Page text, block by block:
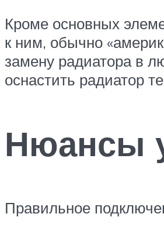
Кроме основных
к ним, обычно
замену радиатора в
оснастить радиатор
Нюансы
Правильное